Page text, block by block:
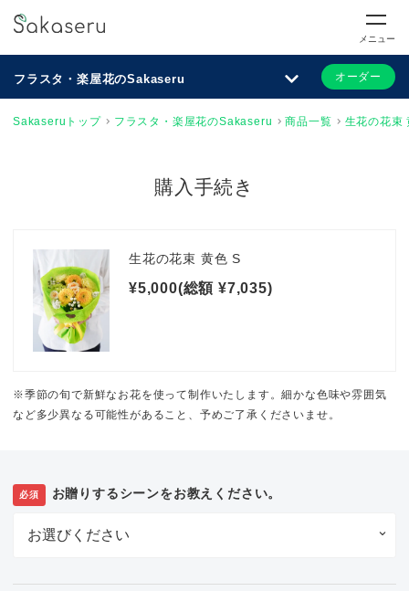
メニュー
フラスタ・楽屋花のSakaseru オーダー
Sakaseruトップ フラスタ・楽屋花のSakaseru 商品一覧 生花の花束
購入手続き
生花の花束 黄色 S
¥5,000(総額 ¥7,035)
※季節の旬で新鮮なお花を使って制作いたします。細かな色味や雰囲気
など多少異なる可能性があること、予めご了承くださいませ。
必須 お贈りするシーンをお教えください。